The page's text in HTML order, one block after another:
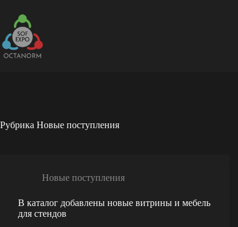
сути
Рубрика Новые поступления
Новые поступления
В каталог добавлены новые витрины и мебель
для стендов